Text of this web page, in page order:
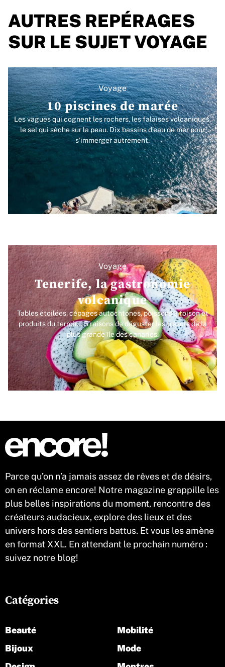
AUTRES REPÉRAGES
SUR LE SUJET VOYAGE
Voyage
10 piscines de marée
Les vagues qui cognent les rochers, les falaises volcaniques,
le sel qui sèche sur la peau. Dix bassins d’eau de mer pour
s’immerger autrement.
Voyage
Tenerife, la gastronomie
volcanique
Tables étoilées, cépages autochtones, poissons à foison et
produits du terroir... 5 raisons de déguster les trésors de la
plus grande île des canaries.
Parce qu’on n’a jamais assez de rêves et de désirs,
on en réclame encore! Notre magazine grappille les
plus belles inspirations du moment, rencontre des
créateurs audacieux, explore des lieux et des
univers hors des sentiers battus. Et vous les amène
en format XXL. En attendant le prochain numéro :
suivez notre blog!
Catégories
Beauté
Bijoux
Mobilité
Mode